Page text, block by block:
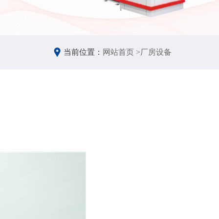
当前位置： 网站首页 >厂房设备